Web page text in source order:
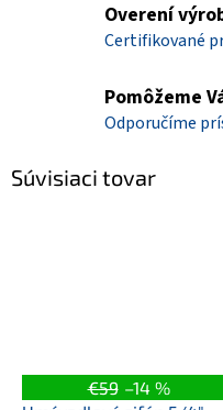
Overení
Certifikované
Pomôžeme
Odporučíme
Súvisiaci tovar
€59 –14 %